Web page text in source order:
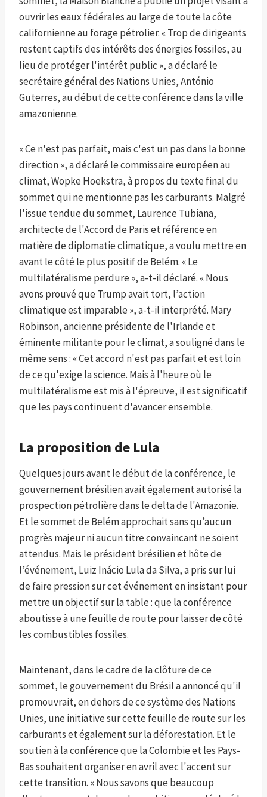
ouvrir les eaux fédérales au large de toute la côte
californienne au forage pétrolier. « Trop de dirigeants
restent captifs des intérêts des énergies fossiles, au
lieu de protéger l'intérêt public », a déclaré le
secrétaire général des Nations Unies, António
Guterres, au début de cette conférence dans la ville
amazonienne.
« Ce n'est pas parfait, mais c'est un pas dans la bonne
direction », a déclaré le commissaire européen au
climat, Wopke Hoekstra, à propos du texte final du
sommet qui ne mentionne pas les carburants. Malgré
l'issue tendue du sommet, ️Laurence Tubiana,
architecte de l'Accord de Paris et référence en
matière de diplomatie climatique, a voulu mettre en
avant le côté le plus positif de Belém. « Le
multilatéralisme perdure », a-t-il déclaré. « Nous
avons prouvé que Trump avait tort, l’action
climatique est imparable », a-t-il interprété. Mary
Robinson, ancienne présidente de l'Irlande et
éminente militante pour le climat, a souligné dans le
même sens : « Cet accord n'est pas parfait et est loin
de ce qu'exige la science. Mais à l'heure où le
multilatéralisme est mis à l'épreuve, il est significatif
que les pays continuent d'avancer ensemble.
La proposition de Lula
Quelques jours avant le début de la conférence, le
gouvernement brésilien avait également autorisé la
prospection pétrolière dans le delta de l'Amazonie.
Et le sommet de Belém approchait sans qu’aucun
progrès majeur ni aucun titre convaincant ne soient
attendus. Mais le président brésilien et hôte de
l’événement, Luiz Inácio Lula da Silva, a pris sur lui
de faire pression sur cet événement en insistant pour
mettre un objectif sur la table : que la conférence
aboutisse à une feuille de route pour laisser de côté
les combustibles fossiles.
Maintenant, dans le cadre de la clôture de ce
sommet, le gouvernement du Brésil a annoncé qu'il
promouvrait, en dehors de ce système des Nations
Unies, une initiative sur cette feuille de route sur les
carburants et également sur la déforestation. Et le
soutien à la conférence que la Colombie et les Pays-
Bas souhaitent organiser en avril avec l'accent sur
cette transition. « Nous savons que beaucoup